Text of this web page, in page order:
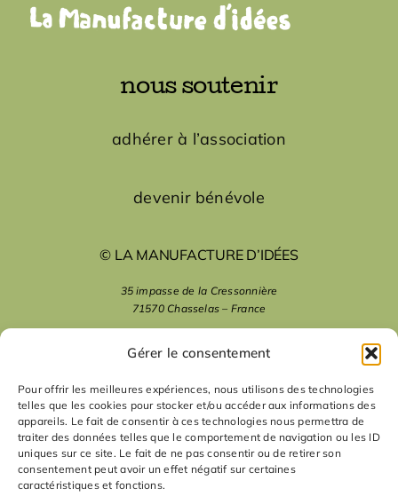
Gérer le consentement
Pour offrir les meilleures expériences, nous utilisons des technologies
telles que les cookies pour stocker et/ou accéder aux informations des
appareils. Le fait de consentir à ces technologies nous permettra de
traiter des données telles que le comportement de navigation ou les ID
uniques sur ce site. Le fait de ne pas consentir ou de retirer son
consentement peut avoir un effet négatif sur certaines
caractéristiques et fonctions.
nous soutenir
adhérer à l’association
devenir bénévole
© LA MANUFACTURE D’IDÉES
35 impasse de la Cressonnière
71570 Chasselas – France
mentions légales
nous suivre
nous contacter